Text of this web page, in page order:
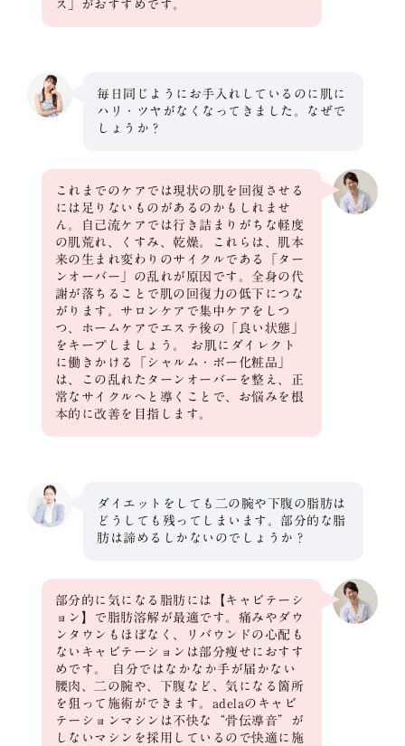
ス」がおすすめです。
毎日同じようにお手入れしているのに肌に
ハリ・ツヤがなくなってきました。なぜで
しょうか？
これまでのケアでは現状の肌を回復させる
には足りないものがあるのかもしれませ
ん。自己流ケアでは行き詰まりがちな軽度
の肌荒れ、くすみ、乾燥。これらは、肌本
来の生まれ変わりのサイクルである「ター
ンオーバー」の乱れが原因です。全身の代
謝が落ちることで肌の回復力の低下につな
がります。サロンケアで集中ケアをしつ
つ、ホームケアでエステ後の「良い状態」
をキープしましょう。 お肌にダイレクト
に働きかける「シャルム・ボー化粧品」
は、この乱れたターンオーバーを整え、正
常なサイクルへと導くことで、お悩みを根
本的に改善を目指します。
ダイエットをしても二の腕や下腹の脂肪は
どうしても残ってしまいます。部分的な脂
肪は諦めるしかないのでしょうか？
部分的に気になる脂肪には【キャビテーシ
ョン】で脂肪溶解が最適です。痛みやダウ
ンタウンもほぼなく、リバウンドの心配も
ないキャビテーションは部分痩せにおすす
めです。 自分ではなかなか手が届かない
腰肉、二の腕や、下腹など、気になる箇所
を狙って施術ができます。adelaのキャビ
テーションマシンは不快な“骨伝導音”が
しないマシンを採用しているので快適に施